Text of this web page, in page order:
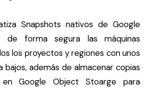
Snapshots nativos de Google
de forma segura las máquinas
los proyectos y regiones con unos
bajos, además de almacenar copias
Google Object Stoarge para